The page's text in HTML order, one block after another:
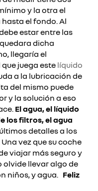
y la otra el
el fondo. Al
estar entre las
dicha
llegaría el
que juega este líquido
a la lubricación de
del mismo puede
y la solución a eso
El agua, el líquido
los filtros, el agua
detalles a los
Una vez que su coche
viajar más seguro y
olvide llevar algo de
niños, y agua. Feliz